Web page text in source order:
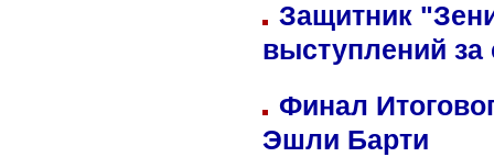
Защитник
выступлений
Финал
Эшли Барти